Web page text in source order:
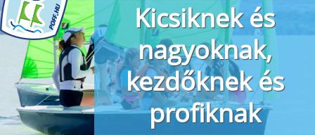
Kicsiknek és
nagyoknak,
kezdőknek és
profiknak
4-99 éves korig,
kezdő szinttől az
olimpiai
felkészülésig!